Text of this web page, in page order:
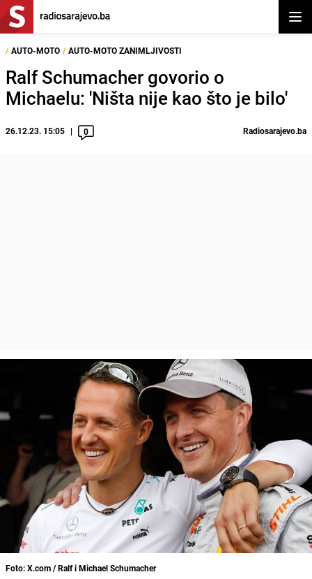
/ AUTO-MOTO / AUTO-MOTO ZANIMLJIVOSTI
Ralf Schumacher govorio o
Michaelu: 'Ništa nije kao što je bilo'
26.12.23. 15:05 0 Radiosarajevo.ba
Foto: X.com / Ralf i Michael Schumacher